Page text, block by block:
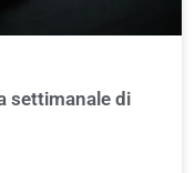
settimanale di